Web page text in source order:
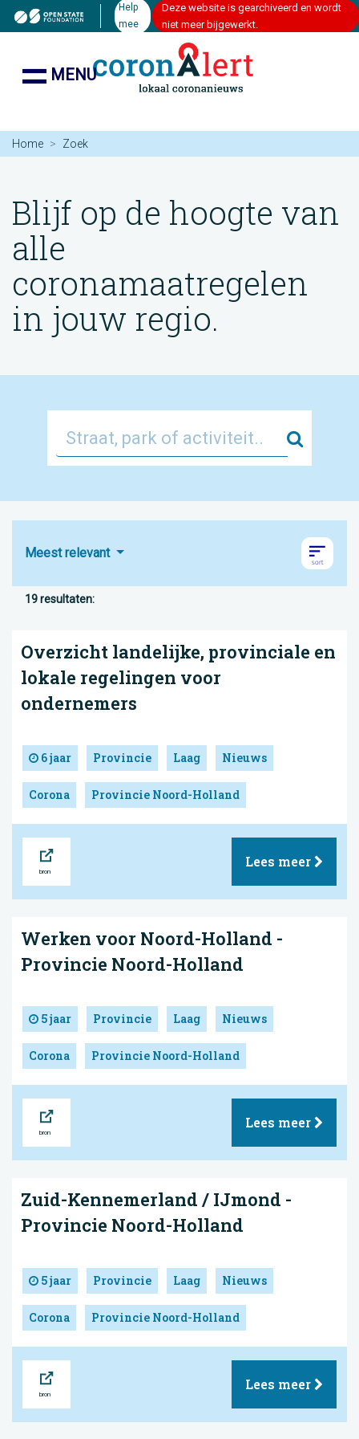
Help
mee
Deze website is gearchiveerd en wordt
niet meer bijgewerkt.
MENU
Home Zoek
Blijf op de hoogte van
alle
coronamaatregelen
in jouw regio.
Zoek
Meest relevant
19 resultaten:
Overzicht landelijke, provinciale en
lokale regelingen voor
ondernemers
6 jaar Provincie Laag Nieuws
Corona Provincie Noord-Holland
Lees meer
Werken voor Noord-Holland -
Provincie Noord-Holland
5 jaar Provincie Laag Nieuws
Corona Provincie Noord-Holland
Lees meer
Zuid-Kennemerland / IJmond -
Provincie Noord-Holland
5 jaar Provincie Laag Nieuws
Corona Provincie Noord-Holland
Lees meer